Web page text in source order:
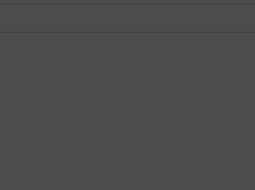
Rhododendron